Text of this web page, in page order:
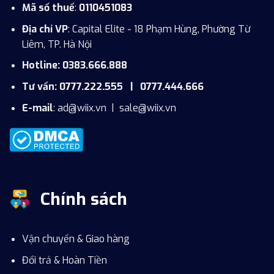
Mã số thuế: 0110451083
Địa chỉ VP: Capital Elite - 18 Phạm Hùng, Phường Từ
Liêm, TP. Hà Nội
Hotline: 0383.666.888
Tư vấn: 0777.222.555 | 0777.444.666
E-mail: ad@wiix.vn | sale@wiix.vn
Chính sách
Vận chuyển & Giao hàng
Đổi trả & Hoàn Tiền